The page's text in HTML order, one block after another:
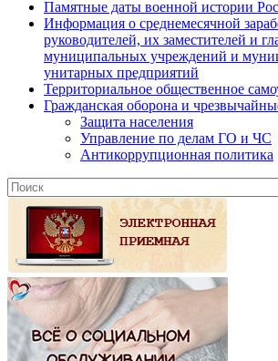
Памятные даты военной истории
Информация о среднемесячной
руководителей, их заместителей и
муниципальных учреждений и
унитарных предприятий
Территориальное общественное
Гражданская оборона и
Защита населения
Управление по делам ГО и ЧС
Антикоррупционная политика